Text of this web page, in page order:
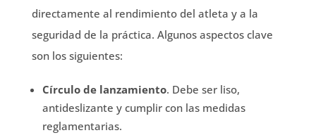
directamente al rendimiento del atleta y a la
seguridad de la práctica. Algunos aspectos clave
son los siguientes:
Círculo de lanzamiento. Debe ser liso,
antideslizante y cumplir con las medidas
reglamentarias.